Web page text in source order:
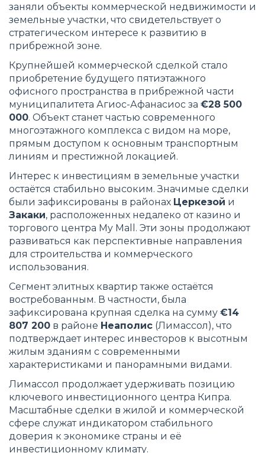
заняли объекты коммерческой недвижимости и
земельные участки, что свидетельствует о
стратегическом интересе к развитию в
прибрежной зоне.
Крупнейшей коммерческой сделкой стало
приобретение будущего пятиэтажного
офисного пространства в прибрежной части
муниципалитета Агиос-Афанасиос за €28 500
000. Объект станет частью современного
многоэтажного комплекса с видом на море,
прямым доступом к основным транспортным
линиям и престижной локацией.
Интерес к инвестициям в земельные участки
остаётся стабильно высоким. Значимые сделки
были зафиксированы в районах Церкезой и
Закаки, расположенных недалеко от казино и
торгового центра My Mall. Эти зоны продолжают
развиваться как перспективные направления
для строительства и коммерческого
использования.
Сегмент элитных квартир также остаётся
востребованным. В частности, была
зафиксирована крупная сделка на сумму €14
807 200 в районе Неаполис (Лимассол), что
подтверждает интерес инвесторов к высотным
жилым зданиям с современными
характеристиками и панорамными видами.
Лимассол продолжает удерживать позицию
ключевого инвестиционного центра Кипра.
Масштабные сделки в жилой и коммерческой
сфере служат индикатором стабильного
доверия к экономике страны и её
инвестиционному климату.